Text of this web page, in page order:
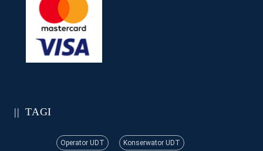
TAGI
Operator UDT Konserwator UDT